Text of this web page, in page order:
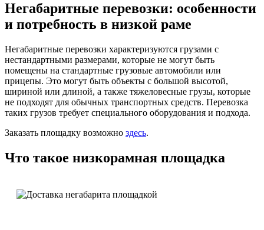
Негабаритные перевозки: особенности
и потребность в низкой раме
Негабаритные перевозки характеризуются грузами с
нестандартными размерами, которые не могут быть
помещены на стандартные грузовые автомобили или
прицепы. Это могут быть объекты с большой высотой,
шириной или длиной, а также тяжеловесные грузы, которые
не подходят для обычных транспортных средств. Перевозка
таких грузов требует специального оборудования и подхода.
Заказать площадку возможно здесь.
Что такое низкорамная площадка